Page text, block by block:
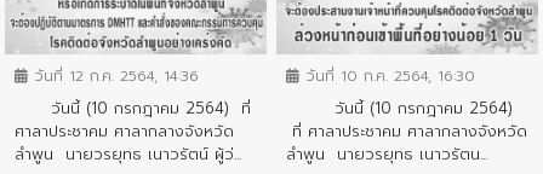
ข่าวประชาสัมพันธ์
วันที่ 12 ก.ค. 2564, 14:36
วันนี้ (10 กรกฎาคม 2564) ที่
ศาลาประชาคม ศาลากลางจังหวัด
ลำพูน นายวรยุทธ เนาวรัตน์ ผู้ว่...
ข่าวประชาสัมพันธ์
วันที่ 10 ก.ค. 2564, 16:30
วันนี้ (10 กรกฎาคม 2564)
ที่ ศาลาประชาคม ศาลากลางจังหวัด
ลำพูน นายวรยุทธ เนาวรัตน...